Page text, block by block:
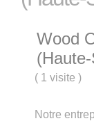
Wood
( 1 visite)
Notre